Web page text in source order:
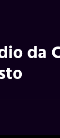
da